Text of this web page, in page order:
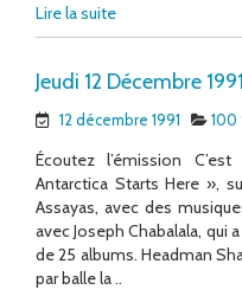
Lire la suite
Jeudi 12 Décembre
12 décembre 1991 100
Écoutez l’émission
Antarctica Starts Here »,
Assayas, avec des
avec Joseph Chabalala, qui
de 25 albums. Headman
par balle la ..